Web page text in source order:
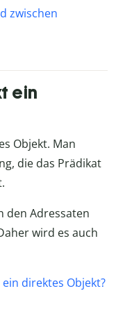
zwischen
ein
Objekt. Man
die das Prädikat
den Adressaten
wird es auch
direktes Objekt?